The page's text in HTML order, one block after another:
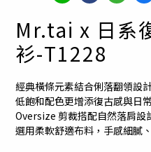
Mr.tai x 日系
衫-T1228
經典橫條元素結合俐落翻領設
低飽和配色更增添復古感與日
Oversize 剪裁搭配自然落肩設
選用柔軟舒適布料，手感細膩